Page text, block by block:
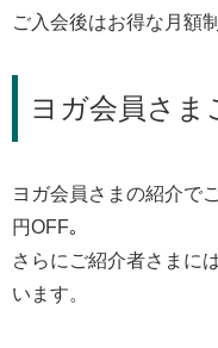
ご入会後はお得な月額
ヨガ会員さま
ヨガ会員さまの紹介で
円OFF｡
さらにご紹介者さまに
います。